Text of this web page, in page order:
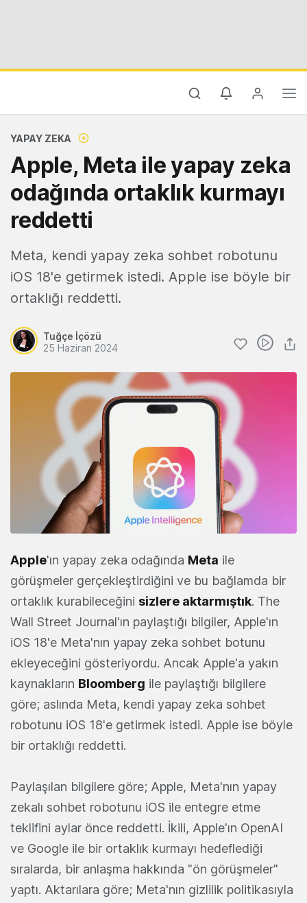
YAPAY ZEKA
Apple, Meta ile yapay zeka
odağında ortaklık kurmayı
reddetti
Meta, kendi yapay zeka sohbet robotunu
iOS 18'e getirmek istedi. Apple ise böyle bir
ortaklığı reddetti.
Tuğçe İçözü
25 Haziran 2024
Apple'ın yapay zeka odağında Meta ile
görüşmeler gerçekleştirdiğini ve bu bağlamda bir
ortaklık kurabileceğini sizlere aktarmıştık. The
Wall Street Journal'ın paylaştığı bilgiler, Apple'ın
iOS 18'e Meta'nın yapay zeka sohbet botunu
ekleyeceğini gösteriyordu. Ancak Apple'a yakın
kaynakların Bloomberg ile paylaştığı bilgilere
göre; aslında Meta, kendi yapay zeka sohbet
robotunu iOS 18'e getirmek istedi. Apple ise böyle
bir ortaklığı reddetti.
Paylaşılan bilgilere göre; Apple, Meta'nın yapay
zekalı sohbet robotunu iOS ile entegre etme
teklifini aylar önce reddetti. İkili, Apple'ın OpenAI
ve Google ile bir ortaklık kurmayı hedeflediği
sıralarda, bir anlaşma hakkında "ön görüşmeler"
yaptı. Aktarılara göre; Meta'nın gizlilik politikasıyla